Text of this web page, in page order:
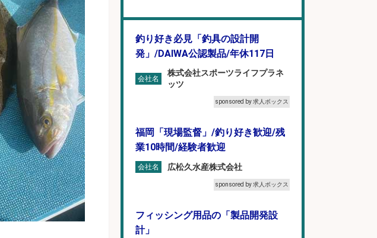
釣り好き必見「釣具の設計開
発」/DAIWA公認製品/年休117日
会社名
株式会社スポーツライフプラネ
ッツ
sponsored by 求人ボックス
福岡「現場監督」/釣り好き歓迎/残
業10時間/経験者歓迎
会社名 広松久水産株式会社
sponsored by 求人ボックス
フィッシング用品の「製品開発設
計」